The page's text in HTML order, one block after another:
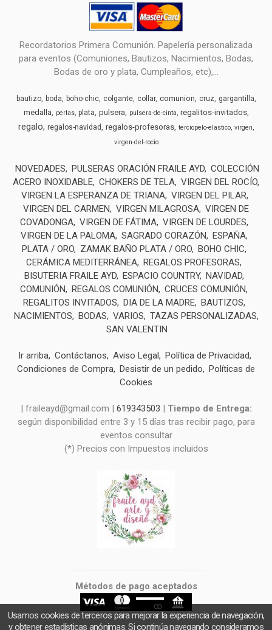
Recordatorios Primera Comunión. Papelería personalizada
para eventos (Comuniones, Bautizos, Nacimientos, Bodas,
Bodas de oro y plata, Cumpleaños, etc),...
bautizo boda boho-chic colgante collar comunion cruz gargantilla
medalla perlas plata pulsera pulsera-de-cinta regalitos-invitados
regalo regalos-navidad regalos-profesoras terciopelo-elastico virgen
virgen-del-rocio
NOVEDADES PULSERAS ORACIÓN FRAILE AYD COLECCIÓN
ACERO INOXIDABLE CHOKERS DE TELA VIRGEN DEL ROCÍO
VIRGEN LA ESPERANZA DE TRIANA VIRGEN DEL PILAR
VIRGEN DEL CARMEN
VIRGEN MILAGROSA VIRGEN DE
COVADONGA VIRGEN DE FÁTIMA VIRGEN DE LOURDES
VIRGEN DE LA PALOMA SAGRADO CORAZÓN
ESPAÑA
PLATA / ORO
ZAMAK BAÑO PLATA / ORO BOHO CHIC
CERÁMICA MEDITERRÁNEA REGALOS PROFESORAS
BISUTERIA FRAILE AYD ESPACIO COUNTRY NAVIDAD
COMUNIÓN
REGALOS COMUNIÓN
CRUCES COMUNIÓN
REGALITOS INVITADOS
DIA DE LA MADRE BAUTIZOS
NACIMIENTOS
BODAS VARIOS
TAZAS PERSONALIZADAS
SAN VALENTIN
Ir arriba Contáctanos Aviso Legal
Política de Privacidad
Condiciones de Compra Desistir de un pedido
Políticas de
Cookies
| fraileayd@gmail.com | 619343503 | Tiempo de Entrega:
según disponibilidad entre 3 y 15 días tras recibir pago, para
eventos consultar
(*) Precios con Impuestos incluidos
Métodos de pago aceptados
Usamos cookies de terceros para mejorar la experiencia de navegación,
y obtener estadísticas anónimas. Si continúa navegando consideramos